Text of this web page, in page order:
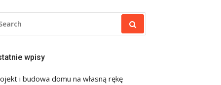
wpisy
i budowa domu na własną rękę